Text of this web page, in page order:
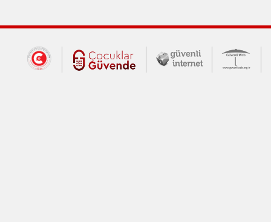
Dış Bağlantılar
Cumhurbaşkanlığı İletişim Merkezi
Çocuklar Güvende (yeni
Güvenli